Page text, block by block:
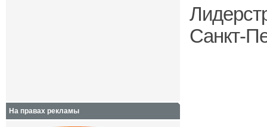
Санкт-
На правах рекламы